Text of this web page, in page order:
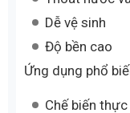
Dây băng tải
Dây băng tải
thống cần thoát
giúp quá trình